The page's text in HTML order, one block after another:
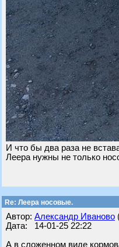
И что бы два раза не
Леера нужны не только
Re: Леера носовые.
Автор: Александр Иваново
Дата: 14-01-25 22:22
А в сложенном виде